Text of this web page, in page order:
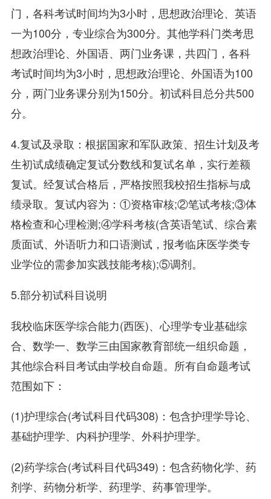
门，各科考试时间均为3小时，思想政治理论、英语
一为100分，专业综合为300分。其他学科门类考思
想政治理论、外国语、两门业务课，共四门，各科
考试时间均为3小时，思想政治理论、外国语为100
分，两门业务课分别为150分。初试科目总分共500
分。
4.复试及录取：根据国家和军队政策、招生计划及考
生初试成绩确定复试分数线和复试名单，实行差额
复试。经复试合格后，严格按照我校招生指标与成
绩录取。复试内容为：①资格审核;②笔试考核;③体
格检查和心理检测;④学科考核(含英语笔试、综合素
质面试、外语听力和口语测试，报考临床医学类专
业学位的需参加实践技能考核);⑤调剂。
5.部分初试科目说明
我校临床医学综合能力(西医)、心理学专业基础综
合、数学一、数学三由国家教育部统一组织命题，
其他综合科目考试由学校自命题。所有自命题考试
范围如下：
(1)护理综合(考试科目代码308)：包含护理学导论、
基础护理学、内科护理学、外科护理学。
(2)药学综合(考试科目代码349)：包含药物化学、药
剂学、药物分析学、药理学、药事管理学。